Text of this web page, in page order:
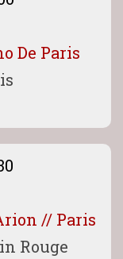
De Paris
// Paris
Rouge